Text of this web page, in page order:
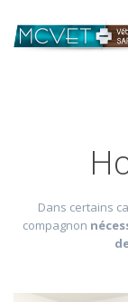
Dans certains
compagnon